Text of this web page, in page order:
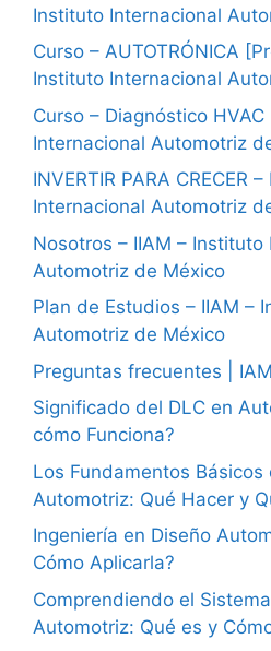
Instituto Internacional
Curso – AUTOTRÓNICA
Instituto Internacional
Curso – Diagnóstico
Internacional Automotriz
INVERTIR PARA CRECER
Internacional Automotriz
Nosotros – IIAM – Instituto
Automotriz de México
Plan de Estudios – IIAM –
Automotriz de México
Preguntas frecuentes | IAM
Significado del DLC en
cómo Funciona?
Los Fundamentos Básicos
Automotriz: Qué Hacer y
Ingeniería en Diseño
Cómo Aplicarla?
Comprendiendo el
Automotriz: Qué es y